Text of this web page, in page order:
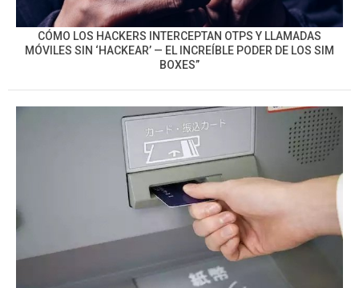
CÓMO LOS HACKERS INTERCEPTAN OTPS Y LLAMADAS
MÓVILES SIN ‘HACKEAR’ — EL INCREÍBLE PODER DE LOS SIM
BOXES”